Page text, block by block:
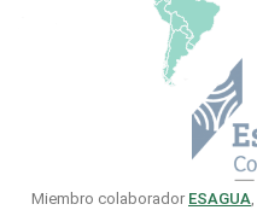
Miembro colaborador ESAGUA